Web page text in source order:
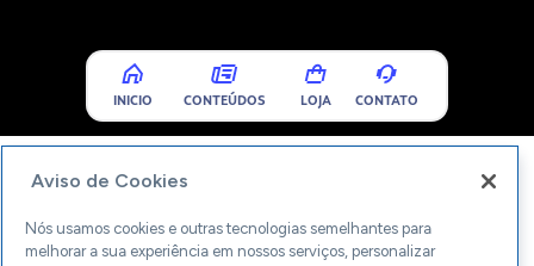
INICIO CONTEÚDOS LOJA CONTATO
Aviso de Cookies
Nós usamos cookies e outras tecnologias semelhantes para
melhorar a sua experiência em nossos serviços, personalizar